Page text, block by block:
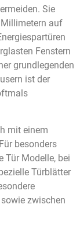
Sie
auf
Fenstern
grundlegenden
ist der
mit einem
besonders
Tür Modelle, bei
Türblätter
zwischen